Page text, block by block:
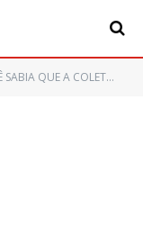
A COLETA SELETIVA PASSA PELO SEU BAIRRO?